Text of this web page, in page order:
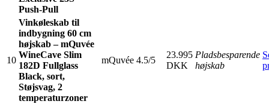
Push-Pull
10
Vinkøleskab til
indbygning 60 cm
højskab – mQuvée
WineCave Slim
182D Fullglass
Black, sort,
Støjsvag, 2
temperaturzoner
mQuvée 4.5/5
23.995
DKK
Pladsbesparende
højskab